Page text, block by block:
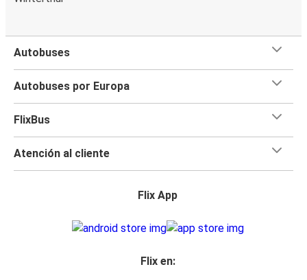
Autobuses
Autobuses por Europa
FlixBus
Atención al cliente
Flix App
Flix en: